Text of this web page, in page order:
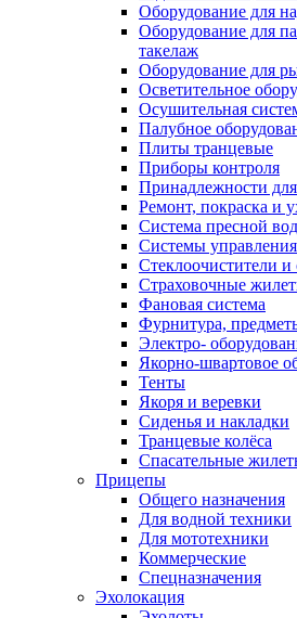
Оборудование для
Оборудование для
такелаж
Оборудование для
Осветительное
Осушительная
Палубное
Плиты транцевые
Приборы контроля
Принадлежности
Ремонт, покраска и
Система пресной
Системы
Стеклоочистители и
Страховочные
Фановая система
Фурнитура,
Электро-
Якорно-швартовое
Тенты
Якоря и веревки
Сиденья и накладки
Транцевые колёса
Спасательные
Прицепы
Общего назначения
Для водной техники
Для мототехники
Коммерческие
Спецназначения
Эхолокация